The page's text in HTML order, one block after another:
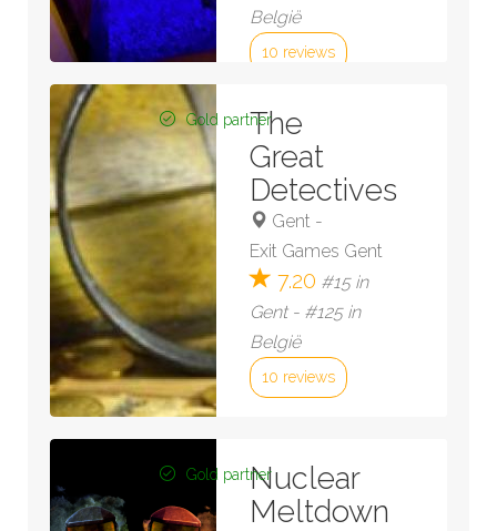
België
10 reviews
Bekijk kamer »
Gold partnerThe
Great
Detectives
Gent -
Exit Games Gent
7.20 #15 in
Gent - #125 in
België
10 reviews
Gold partnerNuclear
Meltdown